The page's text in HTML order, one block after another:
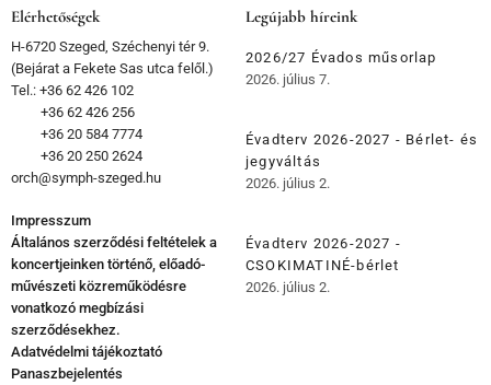
Elérhetőségek
H-6720 Szeged, Széchenyi tér 9.
(Bejárat a Fekete Sas utca felől.)
Tel.: +36 62 426 102
+36 62 426 256
+36 20 584 7774
+36 20 250 2624
orch@symph-szeged.hu
Impresszum
Általános szerződési feltételek a
koncertjeinken történő, előadó-
művészeti közreműködésre
vonatkozó megbízási
szerződésekhez.
Adatvédelmi tájékoztató
Panaszbejelentés
Legújabb híreink
2026/27 Évados műsorlap
2026. július 7.
Évadterv 2026-2027 - Bérlet- és
jegyváltás
2026. július 2.
Évadterv 2026-2027 -
CSOKIMATINÉ-bérlet
2026. július 2.